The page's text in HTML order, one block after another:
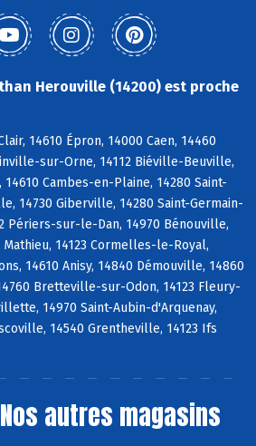
Herouville (14200) est proche
14610 Épron, 14000 Caen, 14460
sur-Orne, 14112 Biéville-Beuville,
Cambes-en-Plaine, 14280 Saint-
14730 Giberville, 14280 Saint-Germain-
Périers-sur-le-Dan, 14970 Bénouville,
14123 Cormelles-le-Royal,
14610 Anisy, 14840 Démouville, 14860
Bretteville-sur-Odon, 14123 Fleury-
14970 Saint-Aubin-d'Arquenay,
14540 Grentheville, 14123 Ifs
Nos autres magasins